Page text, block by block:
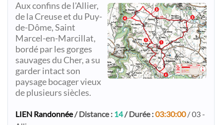
Aux confins de l'Allier,
de la Creuse et du Puy-
de-Dôme, Saint
Marcel-en-Marcillat,
bordé par les gorges
sauvages du Cher, a su
garder intact son
paysage bocager vieux
de plusieurs siècles.​
LIEN Randonnée/ Distance : 14/ Durée :03:30:00/ 03 -